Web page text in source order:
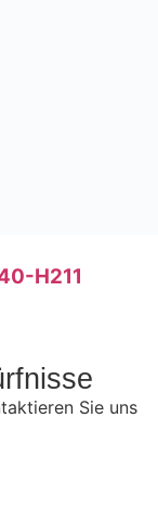
H211
Sie uns